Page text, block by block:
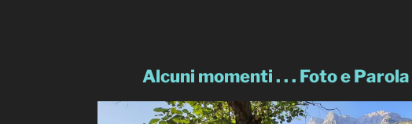
Alcuni momenti . . . Foto e